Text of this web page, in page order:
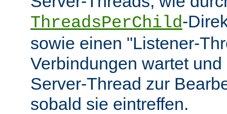
ThreadsPerChild-
sowie einen "Listener-
Verbindungen wartet
Server-Thread zur
sobald sie eintreffen.